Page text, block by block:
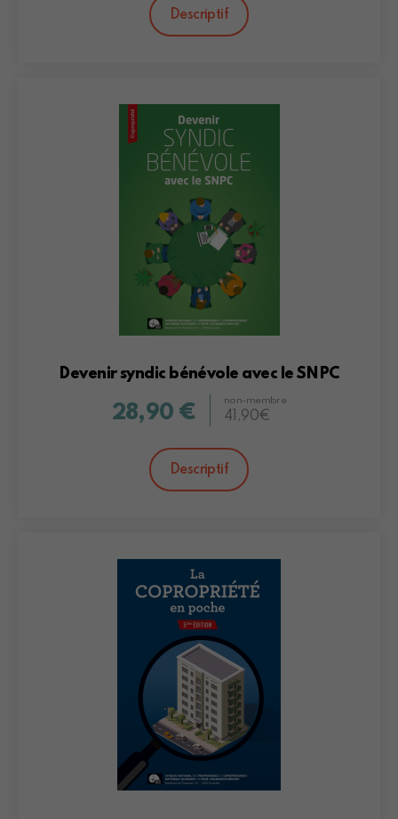
Descriptif
Devenir syndic bénévole avec le SNPC
28,90 €
non-membre
41,90€
Descriptif